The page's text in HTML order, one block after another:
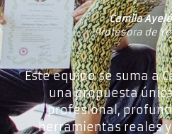
Camila
Profesora de
Este equipo se suma a
una propuesta
profesional,
herramientas reales